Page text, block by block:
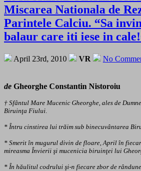
Miscarea Nationala de
Parintele Calciu. “Sa
balaur care iti iese in
April 23rd, 2010 VR No
de Gheorghe Constantin Nistoroiu
† Sfântul Mare Mucenic Gheorghe, ales de
Biruinţa Fiului.
* Întru cinstirea lui trăim sub binecuvântarea
* Smerit în mugurul divin de floare, April în
mireasma Învierii şi mucenicia biruinţei lui
* În hăulitul codrului şi-n fiecare zbor de